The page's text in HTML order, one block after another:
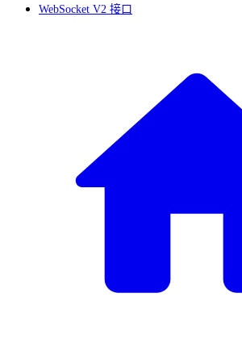
WebSocket V2 接口